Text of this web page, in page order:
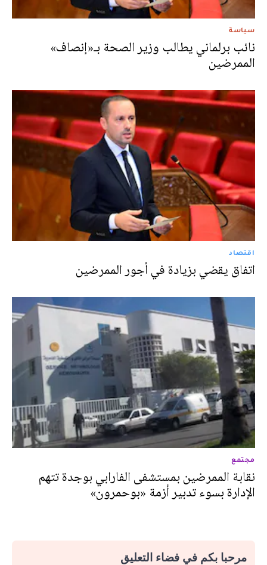
سياسة
نائب برلماني يطالب وزير الصحة بـ«إنصاف»
الممرضين
اقتصاد
اتفاق يقضي بزيادة في أجور الممرضين
مجتمع
نقابة الممرضين بمستشفى الفارابي بوجدة تتهم
الإدارة بسوء تدبير أزمة «بوحمرون»
مرحبا بكم في فضاء التعليق